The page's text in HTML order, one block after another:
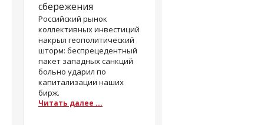
сбережения
Российский рынок
коллективных инвестиций
накрыл геополитический
шторм: беспрецедентный
пакет западных санкций
больно ударил по
капитализации наших
бирж.
Читать далее ...